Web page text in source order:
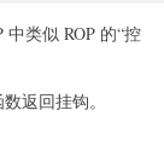
中类似 ROP 的“控
返回挂钩。